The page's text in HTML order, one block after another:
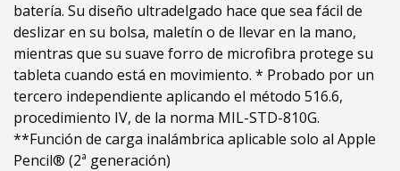
batería. Su diseño ultradelgado hace que sea fácil de
deslizar en su bolsa, maletín o de llevar en la mano,
mientras que su suave forro de microfibra protege su
tableta cuando está en movimiento. * Probado por un
tercero independiente aplicando el método 516.6,
procedimiento IV, de la norma MIL-STD-810G.
**Función de carga inalámbrica aplicable solo al Apple
Pencil® (2ª generación)